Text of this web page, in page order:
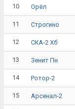
10 Орёл
11 Строгино
12 СКА-2 Хб
13 Зенит Пн
14 Ротор-2
15 Арсенал-2